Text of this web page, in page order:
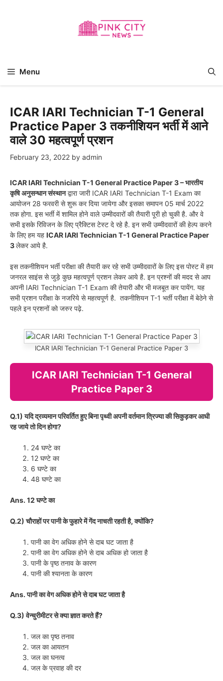
Menu
ICAR IARI Technician T-1 General
Practice Paper 3 तकनीशियन भर्ती में आने
वाले 30 महत्वपूर्ण प्रशन
February 23, 2022 by admin
ICAR IARI Technician T-1 General Practice Paper 3 – भारतीय
कृषि अनुसन्धान संस्थानद्वारा जारी ICAR IARI Technician T-1 Exam का
आयोजन 28 फरवरी से शुरू कर दिया जायेगा और इसका समापन 05 मार्च 2022
तक होगा. इस भर्ती में शामिल होने वाले उम्मीदवारों की तैयारी पूरी हो चुकी है. और वे
सभी इसके रिविजन के लिए प्रैक्टिस टेस्ट दे रहे है. इन सभी उम्मीदवारों की हेल्प करने
के लिए हम यह ICAR IARI Technician T-1 General Practice Paper
3लेकर आये है.
इस तकनीशियन भर्ती परीक्षा की तैयारी कर रहे सभी उम्मीदवारों के लिए इस पोस्ट में हम
जनरल साइंस से जुड़े कुछ महत्वपूर्ण प्रशन लेकर आये है. इन प्रश्नों की मदद से आप
अपनी IARI Technician T-1 Exam की तेयारी और भी मजबूत कर पायेंग. यह
सभी प्रशन परीक्षा के नजरिये से महत्वपूर्ण है. तकनीशियन T-1 भर्ती परीक्षा में बेठेने से
पहले इन प्रशनों को जरुर पढ़े.
ICAR IARI Technician T-1 General Practice Paper 3
ICAR IARI Technician T-1 General
Practice Paper 3
Q.1) यदि द्रव्यमान परिवर्तित हुए बिना पृथ्वी अपनी वर्तमान त्रिज्या की सिकुड़कर आधी
रह जाये तो दिन होगा?
24 घण्टे का
12 घण्टे का
6 घण्टे का
48 घण्टे का
Ans. 12 घण्टे का
Q.2) चौराहों पर पानी के फुहारे में गेंद नाचती रहती है, क्योंकि?
पानी का वेग अधिक होने से दाब घट जाता है
पानी का वेग अधिक होने से दाब अधिक हो जाता है
पानी के पृष्ठ तनाव के कारण
पानी की श्यानता के कारण
Ans. पानी का वेग अधिक होने से दाब घट जाता है
Q.3) वेन्चुरीमीटर से क्या ज्ञात करते हैं?
जल का पृष्ठ तनाव
जल का आयतन
जल का घनत्व
जल के प्रवाह की दर